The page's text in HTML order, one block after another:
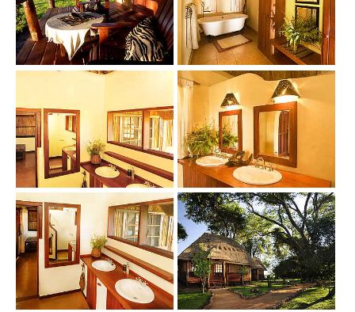
Show larger version Show larger version
Show larger version Show larger version